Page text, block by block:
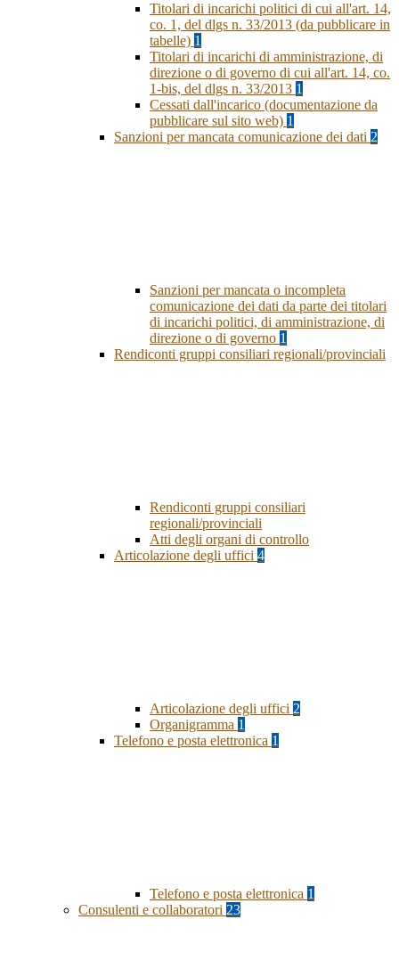
Titolari di incarichi politici di cui all'art. 14,
co. 1, del dlgs n. 33/2013 (da pubblicare in
tabelle) 1
Titolari di incarichi di amministrazione, di
direzione o di governo di cui all'art. 14, co.
1-bis, del dlgs n. 33/2013 1
Cessati dall'incarico (documentazione da
pubblicare sul sito web) 1
Sanzioni per mancata comunicazione dei dati 2
Sanzioni per mancata o incompleta
comunicazione dei dati da parte dei titolari
di incarichi politici, di amministrazione, di
direzione o di governo 1
Rendiconti gruppi consiliari regionali/provinciali
Rendiconti gruppi consiliari
regionali/provinciali
Atti degli organi di controllo
Articolazione degli uffici 4
Articolazione degli uffici 2
Organigramma 1
Telefono e posta elettronica 1
Telefono e posta elettronica 1
Consulenti e collaboratori 23